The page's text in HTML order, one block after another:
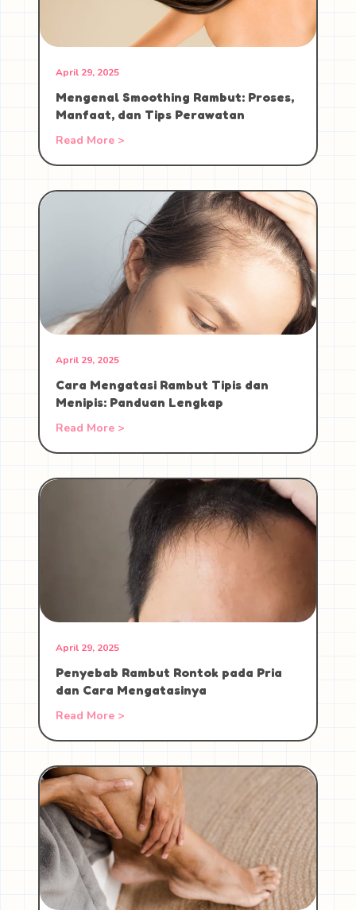
April 29, 2025
Mengenal Smoothing Rambut: Proses,
Manfaat, dan Tips Perawatan
Read More >
April 29, 2025
Cara Mengatasi Rambut Tipis dan
Menipis: Panduan Lengkap
Read More >
April 29, 2025
Penyebab Rambut Rontok pada Pria
dan Cara Mengatasinya
Read More >